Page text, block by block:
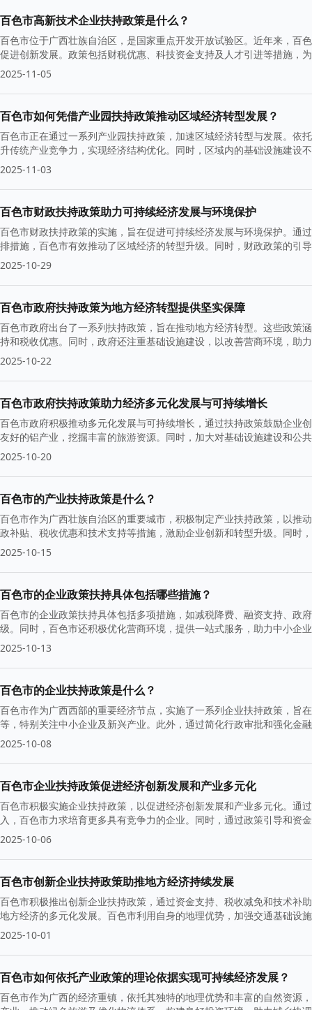
百色市高新技术企业扶持政策是什么？
百色市位于广西壮族自治区，是国家重点开发开放试验区。近年来，百
促进创新发展。政策包括财税优惠、科技资金支持及人才引进等措施，
2025-11-05
百色市如何凭借产业园扶持政策推动区域经济转型发展？
百色市正在通过一系列产业园扶持政策，加速区域经济转型与发展。依
升传统产业竞争力，实现经济结构优化。同时，区域内的基础设施建设
2025-11-03
百色市财政扶持政策助力可持续经济发展与环境保护
百色市财政扶持政策的实施，旨在促进可持续经济发展与环境保护。通
排措施，百色市有效推动了区域经济的转型升级。同时，财政政策的引
障。
2025-10-29
百色市政府扶持政策为地方经济转型提供坚实保障
百色市政府出台了一系列扶持政策，旨在推动地方经济转型。这些政策
持和税收优惠。同时，政府还注重基础设施建设，以改善营商环境，助
2025-10-22
百色市政府扶持政策助力经济多元化发展与可持续增长
百色市政府积极推动多元化发展与可持续增长，通过扶持政策鼓励企业
友好的铝产业，挖掘丰富的旅游资源。同时，加大对基础设施建设和公
2025-10-20
百色市的产业扶持政策是什么？
百色市作为广西壮族自治区的重要城市，积极制定产业扶持政策，以推
政补贴、税收优惠和技术支持等措施，激励企业创新和转型升级。同时
2025-10-15
百色市的企业政策扶持具体包括哪些措施？
百色市的企业政策扶持具体包括多项措施，如减税降费、融资支持、政
级。同时，百色市还积极优化营商环境，提供一站式服务，助力中小企
2025-10-13
百色市的企业扶持政策是什么？
百色市作为广西西部的重要经济节点，实施了一系列企业扶持政策，旨
等，特别关注中小企业及新兴产业。此外，通过简化行政审批和强化金
2025-10-08
百色市企业扶持政策促进经济创新发展和产业多元化
百色市积极实施企业扶持政策，以促进经济创新发展和产业多元化。通
入，百色市力求培育更多具有竞争力的企业。同时，通过政策引导和资
2025-10-06
百色市创新企业扶持政策助推地方经济持续发展
百色市积极推出创新企业扶持政策，通过资金支持、税收减免和技术补
地方经济的多元化发展。百色市利用自身的地理优势，加强交通基础设
长。
2025-10-01
百色市如何依托产业政策的理论依据实现可持续经济发展？
百色市作为广西的经济重镇，依托其独特的地理优势和丰富的自然资源